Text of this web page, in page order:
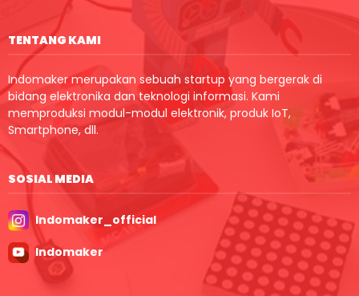
TENTANG KAMI
Indomaker merupakan sebuah startup yang bergerak di
bidang elektronika dan teknologi informasi. Kami
memproduksi modul-modul elektronik, produk IoT,
Smartphone, dll.
SOSIAL MEDIA
Indomaker_official
Indomaker